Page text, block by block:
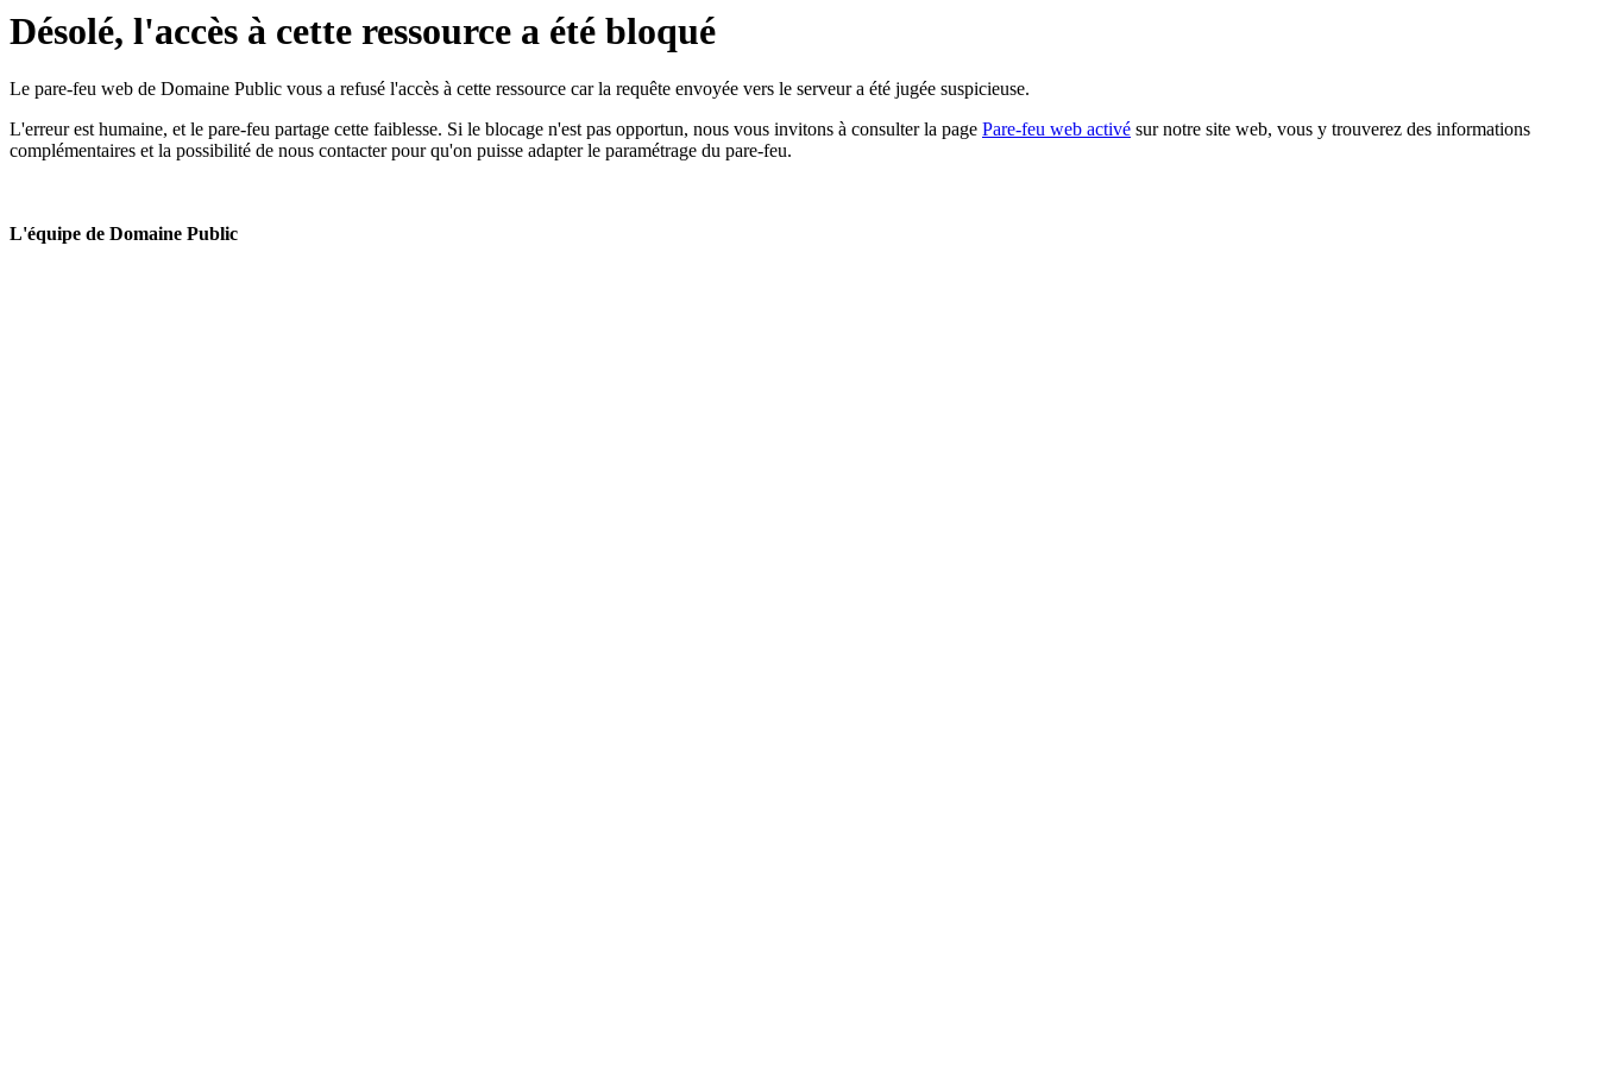
Désolé, l'accès à cette ressource a été bloqué
Le pare-feu web de Domaine Public vous a refusé l'accès à cette ressource car la requête envoyée vers le serveur a été jugée suspicieuse.
L'erreur est humaine, et le pare-feu partage cette faiblesse. Si le blocage n'est pas opportun, nous vous invitons à consulter la page Pare-feu web activé sur notre site web, vous y trouverez des informations
complémentaires et la possibilité de nous contacter pour qu'on puisse adapter le paramétrage du pare-feu.
L'équipe de Domaine Public